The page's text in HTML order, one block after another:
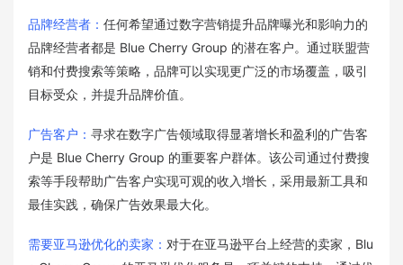
品牌经营者： 任何希望通过数字营销提升品牌曝光和影响力的
品牌经营者都是 Blue Cherry Group 的潜在客户。通过联盟营
销和付费搜索等策略，品牌可以实现更广泛的市场覆盖，吸引
目标受众，并提升品牌价值。
广告客户： 寻求在数字广告领域取得显著增长和盈利的广告客
户是 Blue Cherry Group 的重要客户群体。该公司通过付费搜
索等手段帮助广告客户实现可观的收入增长，采用最新工具和
最佳实践，确保广告效果最大化。
需要亚马逊优化的卖家： 对于在亚马逊平台上经营的卖家，Blu